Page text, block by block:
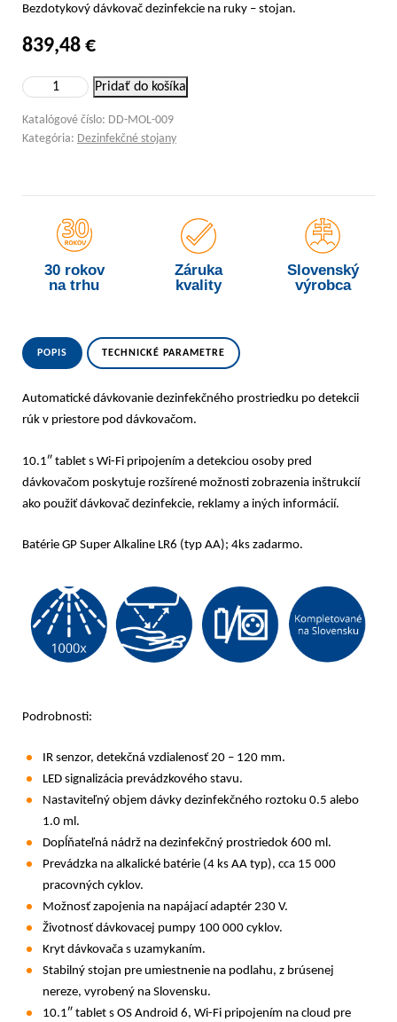
Bezdotykový dávkovač dezinfekcie na ruky – stojan.
839,48 €
množstvo Bezdotyková dezinfekcia - cloud 10.1" tablet
Pridať do košíka
Katalógové číslo: DD-MOL-009
Kategória: Dezinfekčné stojany
30 rokov
na trhu
Záruka
kvality
Slovenský
výrobca
POPIS TECHNICKÉ PARAMETRE
Automatické dávkovanie dezinfekčného prostriedku po detekcii
rúk v priestore pod dávkovačom.
10.1″ tablet s Wi-Fi pripojením a detekciou osoby pred
dávkovačom poskytuje rozšírené možnosti zobrazenia inštrukcií
ako použiť dávkovač dezinfekcie, reklamy a iných informácií.
Batérie GP Super Alkaline LR6 (typ AA); 4ks zadarmo.
Podrobnosti:
IR senzor, detekčná vzdialenosť 20 – 120 mm.
LED signalizácia prevádzkového stavu.
Nastaviteľný objem dávky dezinfekčného roztoku 0.5 alebo
1.0 ml.
Dopĺňateľná nádrž na dezinfekčný prostriedok 600 ml.
Prevádzka na alkalické batérie (4 ks AA typ), cca 15 000
pracovných cyklov.
Možnosť zapojenia na napájací adaptér 230 V.
Životnosť dávkovacej pumpy 100 000 cyklov.
Kryt dávkovača s uzamykaním.
Stabilný stojan pre umiestnenie na podlahu, z brúsenej
nereze, vyrobený na Slovensku.
10.1″ tablet s OS Android 6, Wi-Fi pripojením na cloud pre